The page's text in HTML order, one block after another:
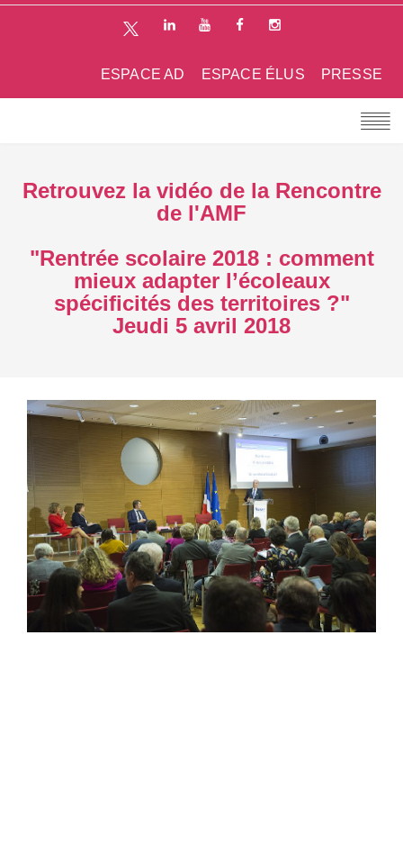
PRESSE
ESPACE ÉLUS
ESPACE AD
Retrouvez la vidéo de la Rencontre
de l'AMF
"Rentrée scolaire 2018 : comment
mieux adapter l’écoleaux
spécificités des territoires ?"
Jeudi 5 avril 2018